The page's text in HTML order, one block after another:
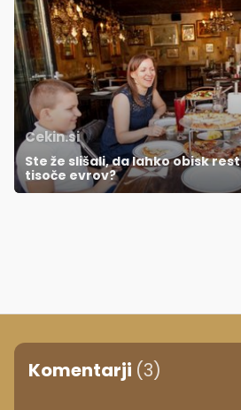
Cekin.si
Ste že slišali, da lahko obisk
tisoče evrov?
Komentarji (3)